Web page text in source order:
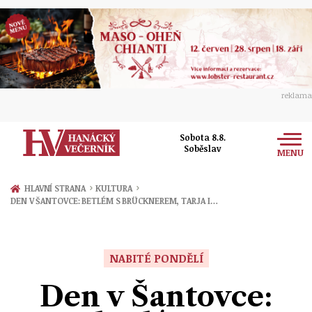
reklama
Sobota 8.8.
Soběslav
MENU
Zprávy
Ekonomika
Ženy
Sport
HLAVNÍ STRANA › KULTURA ›
DEN V ŠANTOVCE: BETLÉM S BRÜCKNEREM, TARJA I…
NABITÉ PONDĚLÍ
Den v Šantovce: